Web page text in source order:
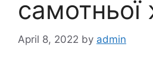
самотньої
April 8, 2022 by admin